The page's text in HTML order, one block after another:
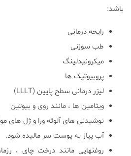
باشد:
رایحه درمانی
طب سوزنی
میکرونیدلینگ
پروبیوتیک ها
لیزر درمانی سطح پایین (LLLT)
ویتامین ها ، مانند روی و بیوتین
نوشیدنی های آلوئه ورا و ژل های
آب پیاز به پوست سر مالیده شود.
روغنهایی مانند درخت چای ،